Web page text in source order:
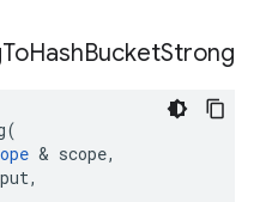
ToHashBucketStrong
(
& scope,
,